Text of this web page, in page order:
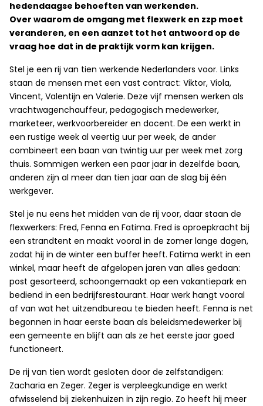
hedendaagse behoeften van werkenden.
Over waarom de omgang met flexwerk en zzp moet
veranderen, en een aanzet tot het antwoord op de
vraag hoe dat in de praktijk vorm kan krijgen.
Stel je een rij van tien werkende Nederlanders voor. Links
staan de mensen met een vast contract: Viktor, Viola,
Vincent, Valentijn en Valerie. Deze vijf mensen werken als
vrachtwagenchauffeur, pedagogisch medewerker,
marketeer, werkvoorbereider en docent. De een werkt in
een rustige week al veertig uur per week, de ander
combineert een baan van twintig uur per week met zorg
thuis. Sommigen werken een paar jaar in dezelfde baan,
anderen zijn al meer dan tien jaar aan de slag bij één
werkgever.
Stel je nu eens het midden van de rij voor, daar staan de
flexwerkers: Fred, Fenna en Fatima. Fred is oproepkracht bij
een strandtent en maakt vooral in de zomer lange dagen,
zodat hij in de winter een buffer heeft. Fatima werkt in een
winkel, maar heeft de afgelopen jaren van alles gedaan:
post gesorteerd, schoongemaakt op een vakantiepark en
bediend in een bedrijfsrestaurant. Haar werk hangt vooral
af van wat het uitzendbureau te bieden heeft. Fenna is net
begonnen in haar eerste baan als beleidsmedewerker bij
een gemeente en blijft aan als ze het eerste jaar goed
functioneert.
De rij van tien wordt gesloten door de zelfstandigen:
Zacharia en Zeger. Zeger is verpleegkundige en werkt
afwisselend bij ziekenhuizen in zijn regio. Zo heeft hij meer